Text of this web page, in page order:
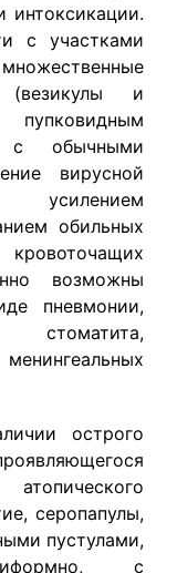
с участками
(везикулы и
с обычными
вирусной
усилением
обильных
возможны
пневмонии,
стоматита,
острого
серопапулы,
пустулами,
с